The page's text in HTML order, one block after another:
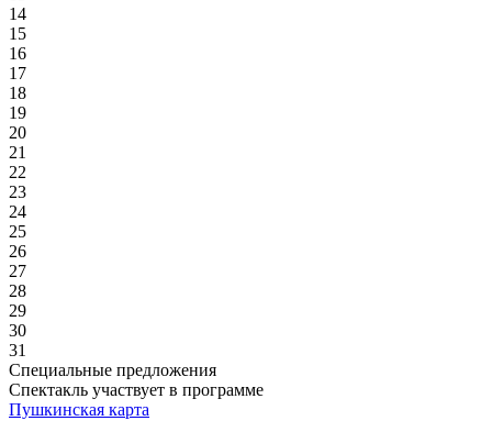
14
15
16
17
18
19
20
21
22
23
24
25
26
27
28
29
30
31
Специальные предложения
Спектакль участвует в программе
Пушкинская карта